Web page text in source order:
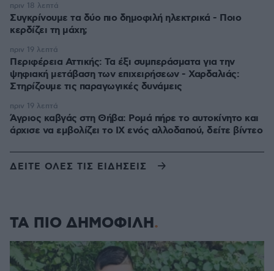
Συγκρίνουμε τα δύο πιο δημοφιλή ηλεκτρικά - Ποιο
κερδίζει τη μάχη;
πριν 18 λεπτά
Περιφέρεια Αττικής: Τα έξι συμπεράσματα για την
ψηφιακή μετάβαση των επιχειρήσεων - Χαρδαλιάς:
Στηρίζουμε τις παραγωγικές δυνάμεις
πριν 19 λεπτά
Άγριος καβγάς στη Θήβα: Ρομά πήρε το αυτοκίνητο και
άρχισε να εμβολίζει το ΙΧ ενός αλλοδαπού, δείτε βίντεο
πριν 19 λεπτά
ΔΕΙΤΕ ΟΛΕΣ ΤΙΣ ΕΙΔΗΣΕΙΣ
ΤΑ ΠΙΟ ΔΗΜΟΦΙΛΗ